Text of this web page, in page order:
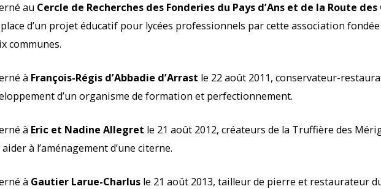
au Cercle de Recherches des Fonderies du Pays d’Ans et de la Route des
d’un projet éducatif pour lycées professionnels par cette association fondée
communes.
à François-Régis d’Abbadie d’Arrast le 22 août 2011, conservateur-
d’un organisme de formation et perfectionnement.
à Eric et Nadine Allegret le 21 août 2012, créateurs de la Truffière des
à l’aménagement d’une citerne.
à Gautier Larue-Charlus le 21 août 2013, tailleur de pierre et restaurateur